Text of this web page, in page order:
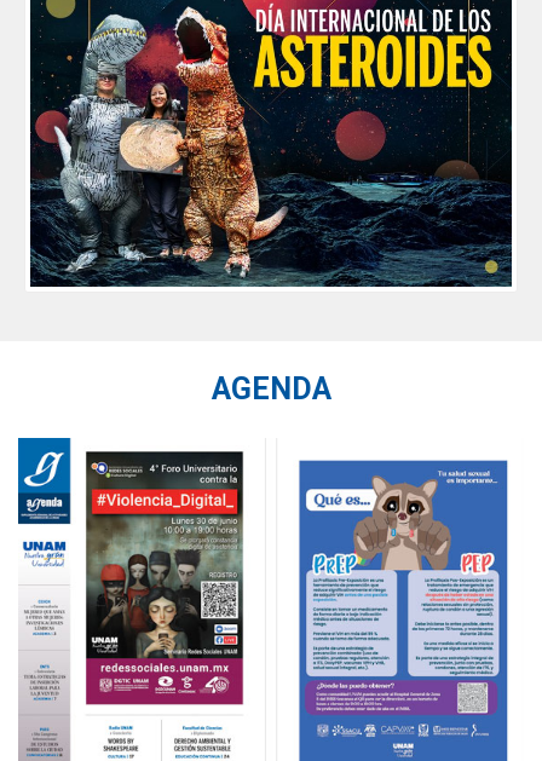
AGENDA